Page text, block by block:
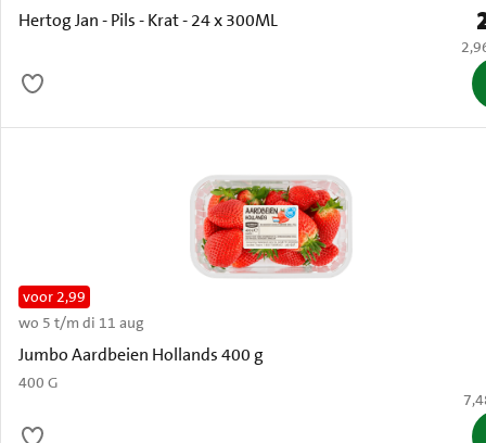
Hertog Jan - Pils - Krat - 24 x 300ML
€
Jumbo Aardbeien Hollands 400 g
400 G
voor 2,99
wo 5 t/m di 11 aug
€